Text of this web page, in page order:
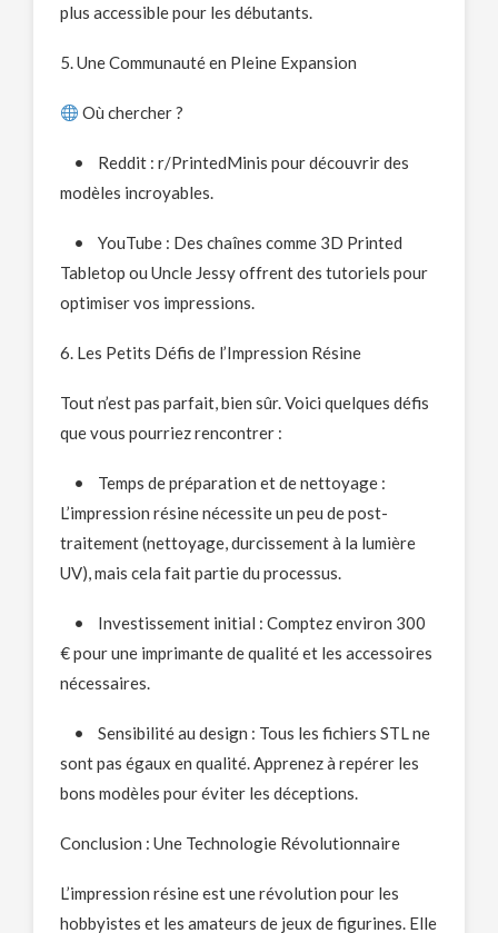
plus accessible pour les débutants.
5. Une Communauté en Pleine Expansion
Où chercher ?
• Reddit : r/PrintedMinis pour découvrir des
modèles incroyables.
• YouTube : Des chaînes comme 3D Printed
Tabletop ou Uncle Jessy offrent des tutoriels pour
optimiser vos impressions.
6. Les Petits Défis de l’Impression Résine
Tout n’est pas parfait, bien sûr. Voici quelques défis
que vous pourriez rencontrer :
• Temps de préparation et de nettoyage :
L’impression résine nécessite un peu de post-
traitement (nettoyage, durcissement à la lumière
UV), mais cela fait partie du processus.
• Investissement initial : Comptez environ 300
€ pour une imprimante de qualité et les accessoires
nécessaires.
• Sensibilité au design : Tous les fichiers STL ne
sont pas égaux en qualité. Apprenez à repérer les
bons modèles pour éviter les déceptions.
Conclusion : Une Technologie Révolutionnaire
L’impression résine est une révolution pour les
hobbyistes et les amateurs de jeux de figurines. Elle